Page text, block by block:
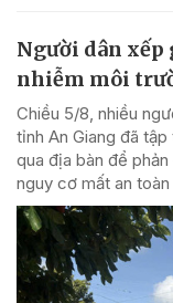
Người dân xếp
nhiễm môi
Chiều 5/8, nhiều
tỉnh An Giang đã
qua địa bàn để
nguy cơ mất an